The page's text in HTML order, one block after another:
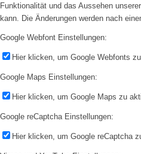
Funktionalität und das Aussehen
kann. Die Änderungen werden nach
Google Webfont Einstellungen:
Hier klicken, um Google Webfonts
Google Maps Einstellungen:
Hier klicken, um Google Maps zu
Google reCaptcha Einstellungen:
Hier klicken, um Google reCaptcha